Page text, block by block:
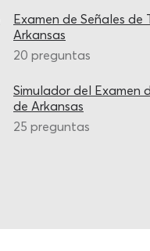
Examen de Señales de
Arkansas
20 preguntas
Simulador del Examen
de Arkansas
25 preguntas